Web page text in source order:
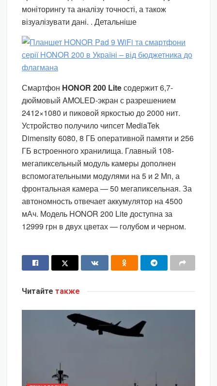
моніторингу та аналізу точності, а також
візуалізувати дані. . Детальніше
Смартфон HONOR 200 Liteсодержит 6,7-
дюймовый AMOLED-экран с разрешением
2412×1080 и пиковой яркостью до 2000 нит.
Устройство получило чипсет MediaTek
Dimensity 6080, 8 ГБ оперативной памяти и 256
ГБ встроенного хранилища. Главный 108-
мегапиксельный модуль камеры дополнен
вспомогательными модулями на 5 и 2 Мп, а
фронтальная камера — 50 мегапиксельная. За
автономность отвечает аккумулятор на 4500
мАч. Модель HONOR 200 Lite доступна за
12999 грн в двух цветах — голубом и черном.
Читайте также